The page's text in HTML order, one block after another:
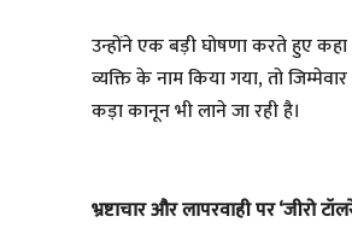
​उन्होंने एक बड़ी घोषणा करते हुए
व्यक्ति के नाम किया गया, तो
कड़ा कानून भी लाने जा रही है।
​भ्रष्टाचार और लापरवाही पर ‘जीरो